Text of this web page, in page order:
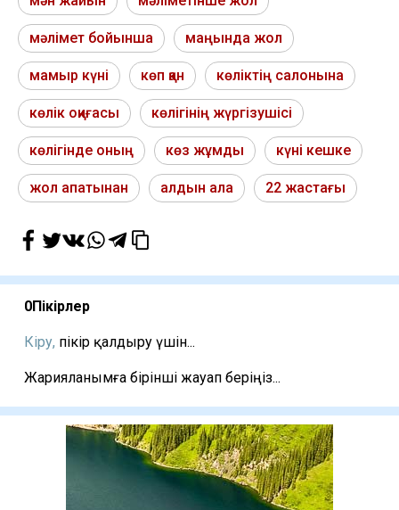
мәлімет бойынша маңында жол
мамыр күні көп қан көліктің салонына
көлік оқиғасы көлігінің жүргізушісі
көлігінде оның көз жұмды күні кешке
жол апатынан алдын ала 22 жастағы
0Пікірлер
Кіру, пікір қалдыру үшін...
Жарияланымға бірінші жауап беріңіз...